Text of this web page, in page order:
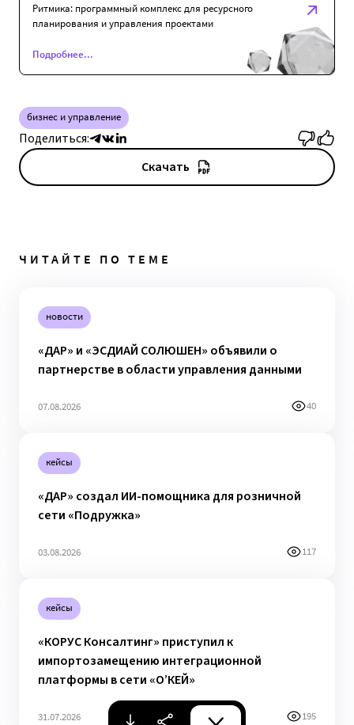
Ритмика: программный комплекс для ресурсного
планирования и управления проектами
Подробнее...
бизнес и управление
Поделиться:
Скачать
ЧИТАЙТЕ ПО ТЕМЕ
новости
«ДАР» и «ЭСДИАЙ СОЛЮШЕН» объявили о
партнерстве в области управления данными
07.08.2026 40
кейсы
«ДАР» создал ИИ-помощника для розничной
сети «Подружка»
03.08.2026 117
кейсы
«КОРУС Консалтинг» приступил к
импортозамещению интеграционной
платформы в сети «О’КЕЙ»
31.07.2026 195